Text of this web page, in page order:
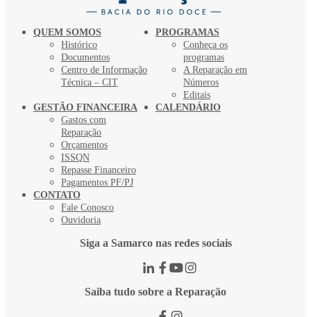
QUEM SOMOS
Histórico
Documentos
Centro de Informação
Técnica – CIT
PROGRAMAS
Conheça os
programas
A Reparação em
Números
Editais
GESTÃO FINANCEIRA
Gastos com
Reparação
Orçamentos
ISSQN
Repasse Financeiro
Pagamentos PF/PJ
CALENDÁRIO
CONTATO
Fale Conosco
Ouvidoria
Siga a Samarco nas redes sociais
Saiba tudo sobre a Reparação